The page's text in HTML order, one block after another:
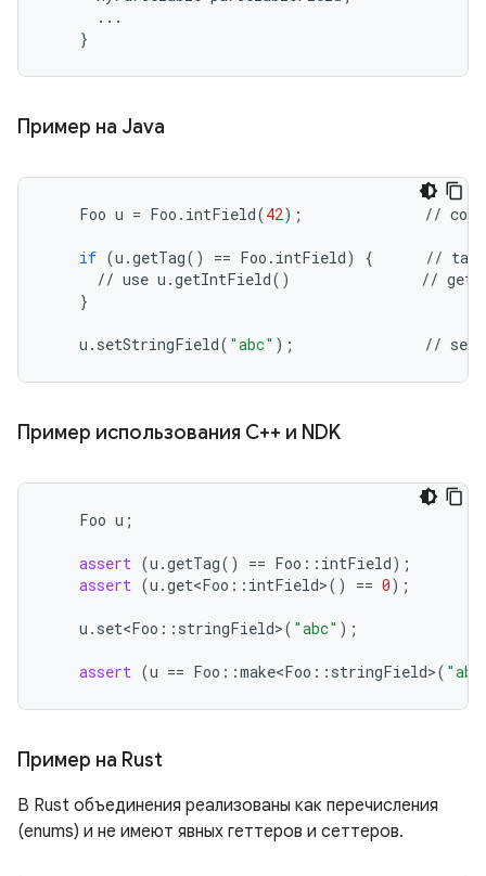
      ...
Пример на Java
Foo u = Foo . intField(42); //
if (u .getTag() == Foo . intField) { // tag
// use u .getIntField() //
}
u . setStringField( "abc" ); //
Пример использования C++ и NDK
Foo u ;
assert (u .getTag() == Foo :: intField);
assert (u .get<Foo :: intField>() == 0);
u . set<Foo :: stringField>( "abc" );
assert (u == Foo ::make<Foo :: stringField>(
Пример на Rust
В Rust объединения реализованы как перечисления
(enums) и не имеют явных геттеров и сеттеров.